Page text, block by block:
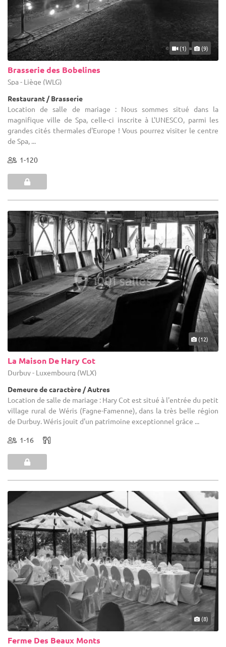
(1) (9)
Brasserie des Bobelines
Spa - Liège (WLG)
Restaurant / Brasserie
Location de salle de mariage : Nous sommes situé dans la
magnifique ville de Spa, celle-ci inscrite à L'UNESCO, parmi les
grandes cités thermales d'Europe ! Vous pourrez visiter le centre
de Spa, ...
1-120
(12)
La Maison De Hary Cot
Durbuy - Luxembourg (WLX)
Demeure de caractère / Autres
Location de salle de mariage : Hary Cot est situé à l'entrée du petit
village rural de Wéris (Fagne-Famenne), dans la très belle région
de Durbuy. Wéris jouit d'un patrimoine exceptionnel grâce ...
1-16
(8)
Ferme Des Beaux Monts